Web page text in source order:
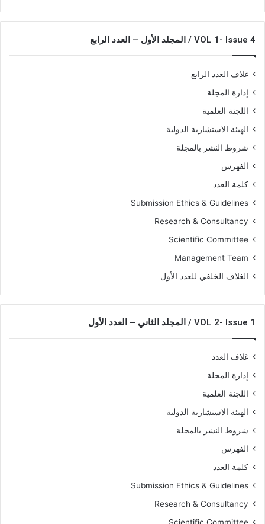
VOL 1- Issue 4 / المجلد الأول – العدد الرابع
غلاف العدد الرابع
إدارة المجلة
اللجنة العلمية
الهيئة الاستشارية الدولية
شروط النشر بالمجلة
الفهرس
كلمة العدد
Submission Ethics & Guidelines
Research & Consultancy
Scientific Committee
Management Team
الغلاف الخلفي للعدد الأول
VOL 2- Issue 1 / المجلد الثاني – العدد الأول
غلاف العدد
إدارة المجلة
اللجنة العلمية
الهيئة الاستشارية الدولية
شروط النشر بالمجلة
الفهرس
كلمة العدد
Submission Ethics & Guidelines
Research & Consultancy